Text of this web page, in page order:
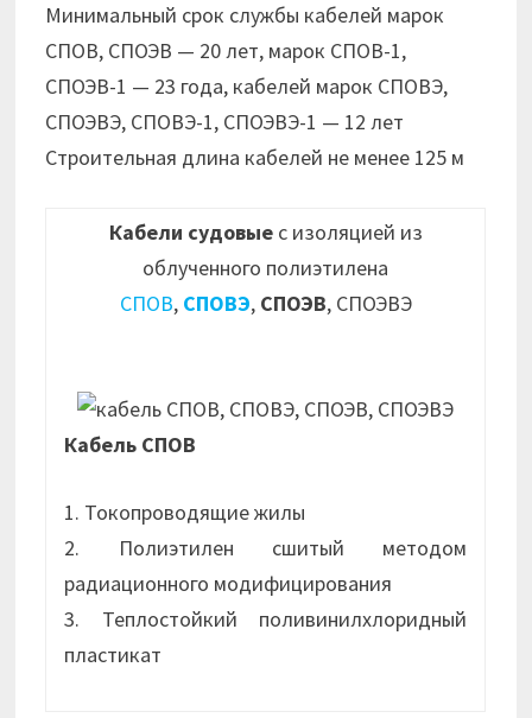
Минимальный срок службы кабелей марок
СПОВ, СПОЭВ — 20 лет, марок СПОВ-1,
СПОЭВ-1 — 23 года, кабелей марок СПОВЭ,
СПОЭВЭ, СПОВЭ-1, СПОЭВЭ-1 — 12 лет
Строительная длина кабелей не менее 125 м
Кабели судовыес изоляцией из
облученного полиэтилена
СПОВ, СПОВЭ, СПОЭВ, СПОЭВЭ
Кабель СПОВ
1. Токопроводящие жилы
2. Полиэтилен сшитый методом
радиационного модифицирования
3. Теплостойкий поливинилхлоридный
пластикат